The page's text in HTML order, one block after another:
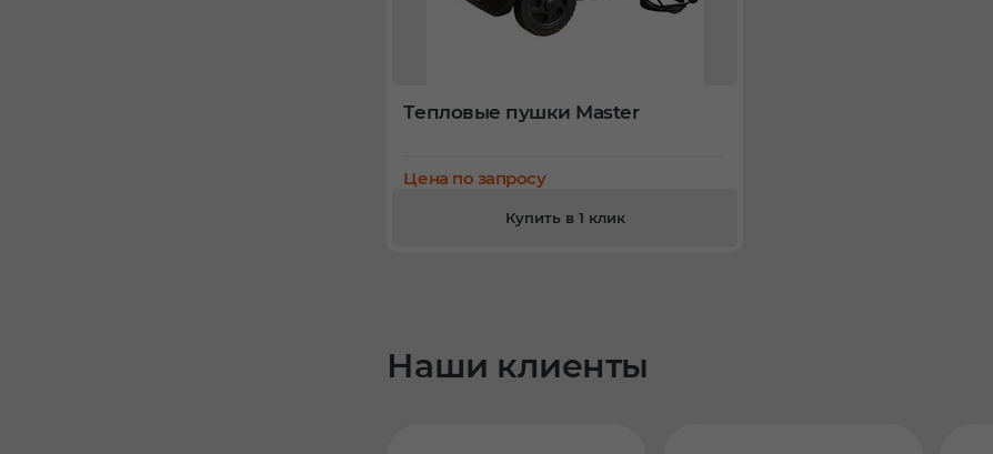
Тепловые пушки Master
Цена по запросу
Купить в 1 клик
Наши клиенты